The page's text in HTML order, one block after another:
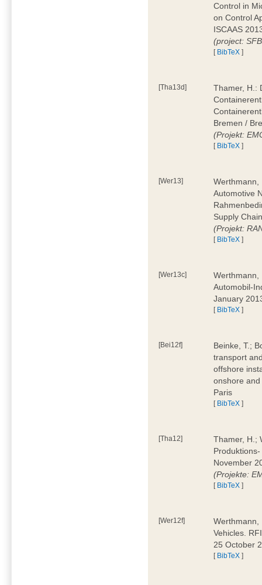
Control in
on Control
ISCAAS
(project:
[ BibTeX ]
[Tha13d]
Thamer, H.:
Bremen /
(Projekt:
[ BibTeX ]
[Wer13]
Werthmann,
Automotive
Supply
(Projekt:
[ BibTeX ]
[Wer13c]
Werthmann,
Automobil-
January
[ BibTeX ]
[Bei12f]
Beinke, T.;
transport
offshore
onshore
Paris
[ BibTeX ]
[Tha12]
Thamer, H.;
November
(Projekte:
[ BibTeX ]
[Wer12f]
Werthmann,
Vehicles.
25 October
[ BibTeX ]